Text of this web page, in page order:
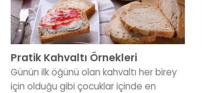
Pratik Kahvaltı Örnekleri
Günün ilk öğünü olan kahvaltı her birey
için olduğu gibi çocuklar içinde en